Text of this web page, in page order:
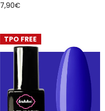
7,90€
TPO FREE